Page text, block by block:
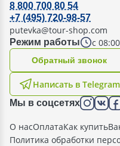
Режим работы с
8 800 700 80 54
+7 (495) 720-98-57
putevka@tour-shop.com
Написать в Telegram
Oбратный звонок
Мы в соцсетях
О насОплатаКак купить
Политика обработки